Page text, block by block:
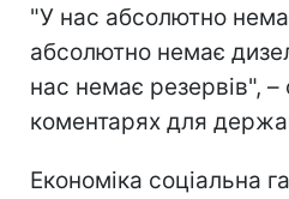
"У нас абсолютно
абсолютно немає
нас немає резервів", –
коментарях для
Економіка соціальна